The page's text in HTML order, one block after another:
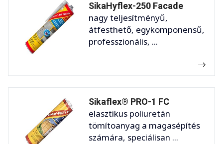
SikaHyflex-250 Facade
nagy teljesítményű,
átfesthető, egykomponensű,
professzionális, ...
Sikaflex® PRO-1 FC
elasztikus poliuretán
tömítoanyag a magasépítés
számára, speciálisan ...